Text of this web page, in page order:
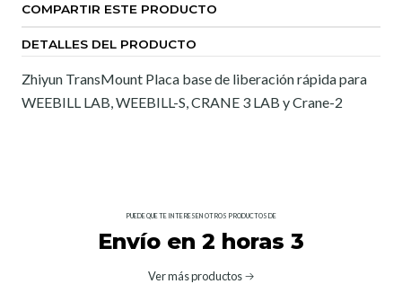
COMPARTIR ESTE PRODUCTO
DETALLES DEL PRODUCTO
Zhiyun TransMount Placa base de liberación rápida para
WEEBILL LAB, WEEBILL-S, CRANE 3 LAB y Crane-2
PUEDE QUE TE INTERESEN OTROS PRODUCTOS DE
Envío en 2 horas 3
Ver más productos